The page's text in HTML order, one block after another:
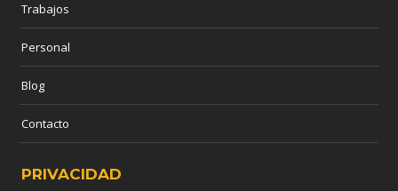
Trabajos
Personal
Blog
Contacto
PRIVACIDAD